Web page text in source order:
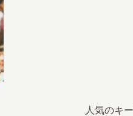
人気のキ